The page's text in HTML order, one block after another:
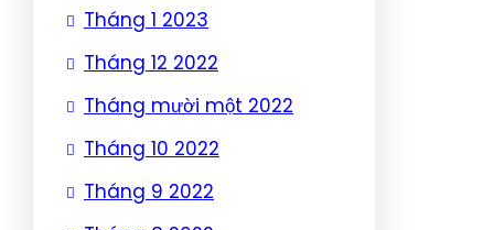
Tháng 1 2023
Tháng 12 2022
Tháng mười một 2022
Tháng 10 2022
Tháng 9 2022